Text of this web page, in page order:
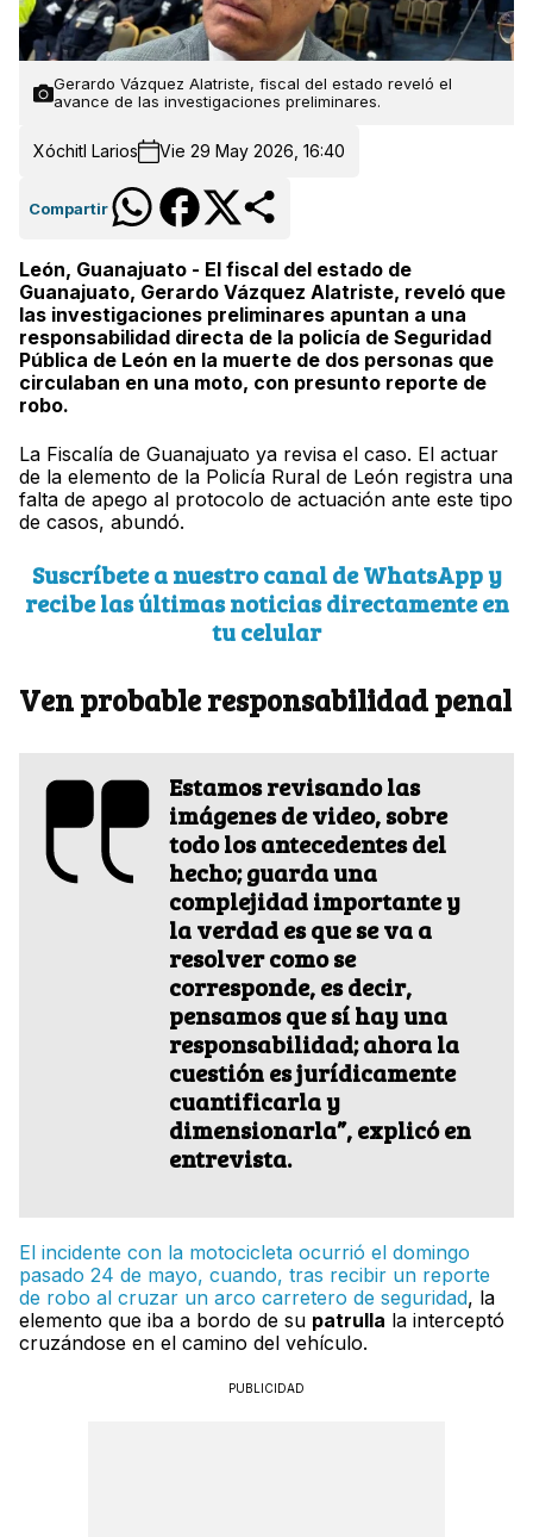
Gerardo Vázquez Alatriste, fiscal del estado reveló el
avance de las investigaciones preliminares.
Xóchitl Larios Vie 29 May 2026, 16:40
Compartir
León, Guanajuato - El fiscal del estado de
Guanajuato, Gerardo Vázquez Alatriste, reveló que
las investigaciones preliminares apuntan a una
responsabilidad directa de la policía de Seguridad
Pública de León en la muerte de dos personas que
circulaban en una moto, con presunto reporte de
robo.
La Fiscalía de Guanajuato ya revisa el caso. El actuar
de la elemento de la Policía Rural de León registra una
falta de apego al protocolo de actuación ante este tipo
de casos, abundó.
Suscríbete a nuestro canal de WhatsApp y
recibe las últimas noticias directamente en
tu celular
Ven probable responsabilidad penal
Estamos revisando las
imágenes de video, sobre
todo los antecedentes del
hecho; guarda una
complejidad importante y
la verdad es que se va a
resolver como se
corresponde, es decir,
pensamos que sí hay una
responsabilidad; ahora la
cuestión es jurídicamente
cuantificarla y
dimensionarla”, explicó en
entrevista.
El incidente con la motocicleta ocurrió el domingo
pasado 24 de mayo, cuando, tras recibir un reporte
de robo al cruzar un arco carretero de seguridad, la
elemento que iba a bordo de su patrulla la interceptó
cruzándose en el camino del vehículo.
PUBLICIDAD